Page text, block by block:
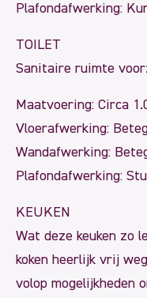
Plafondafwerking:
TOILET
Sanitaire ruimte
Maatvoering: Circa
Vloerafwerking:
Wandafwerking:
Plafondafwerking:
KEUKEN
Wat deze keuken zo
koken heerlijk vrij
volop mogelijkheden